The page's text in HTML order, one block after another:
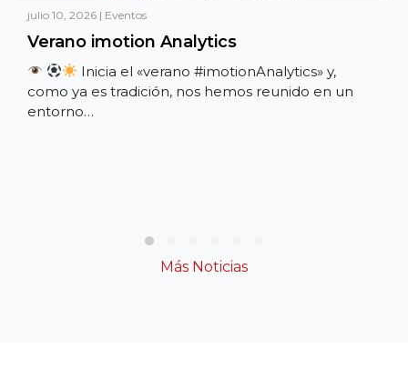
julio 10, 2026 | Eventos
Verano imotion Analytics
Inicia el «verano #imotionAnalytics» y,
como ya es tradición, nos hemos reunido en un
entorno…
Slide group 1
Slide group 2
Slide group 3
Slide group 4
Slide group 5
Más Noticias